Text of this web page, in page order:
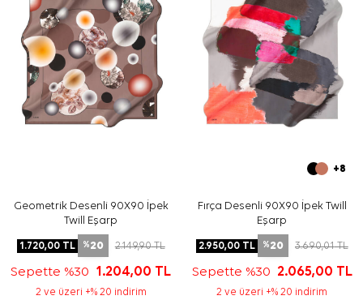
Geometrik Desenli 90X90 İpek
Twill Eşarp
1.720,00TL %20 2.149,90TL
Sepette %30 1.204,00 TL
2 ve üzeri +% 20 indirim
+8
Fırça Desenli 90X90 İpek Twill
Eşarp
2.950,00TL %20 3.690,01TL
Sepette %30 2.065,00 TL
2 ve üzeri +% 20 indirim